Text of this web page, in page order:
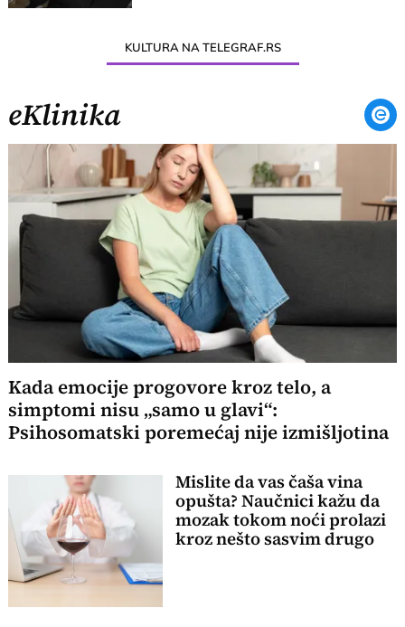
KULTURA NA TELEGRAF.RS
eKlinika
Kada emocije progovore kroz telo, a
simptomi nisu „samo u glavi“:
Psihosomatski poremećaj nije izmišljotina
Mislite da vas čaša vina
opušta? Naučnici kažu da
mozak tokom noći prolazi
kroz nešto sasvim drugo